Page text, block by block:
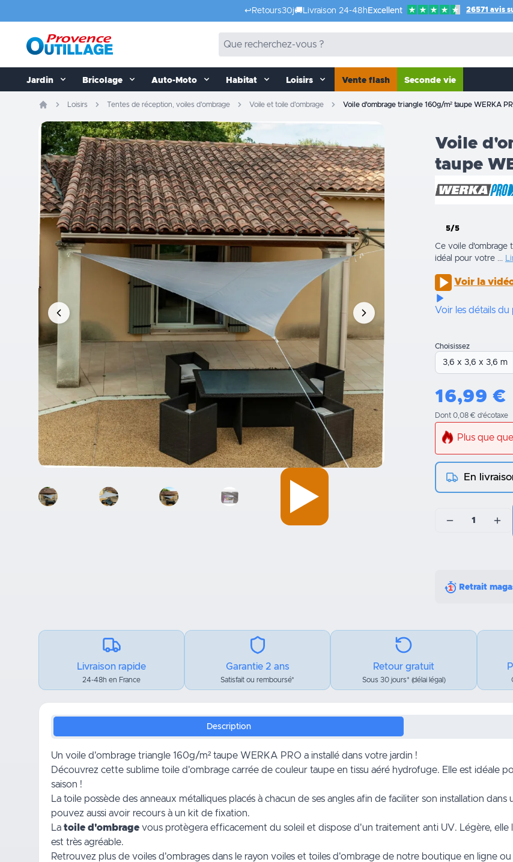
↩️ Retours30j🚚 Livraison 24-48h Excellent 26571 avis
Jardin Bricolage Auto-Moto Habitat Loisirs Vente flash Seconde vie
Loisirs Tentes de réception, voiles d'ombrage Voile et toile d'ombrage Voile d'ombrage triangle 160g/m² taupe WERKA
Voile
taupe
5/5
Ce voile d'ombrage
idéal pour votre ...
Voir la
Voir les détails
Choisissez
16,99 €
Dont 0,08 € d’écotaxe
Plus que
En
1
Retrait
Livraison rapide
24-48h en France
Garantie 2 ans
Satisfait ou remboursé*
Retour gratuit
Sous 30 jours* (délai légal)
Description
Un voile d'ombrage triangle 160g/m² taupe WERKA PRO a installé dans votre jardin !
Découvrez cette sublime toile d'ombrage carrée de couleur taupe en tissu aéré hydrofuge. Elle est idéale
saison !
La toile possède des anneaux métalliques placés à chacun de ses angles afin de faciliter son installation dans
pouvez aussi avoir recours à un kit de fixation.
La toile d'ombrage vous protègera efficacement du soleil et dispose d'un traitement anti UV. Légère, elle
est très agréable.
Retrouvez plus de voiles d'ombrages dans le rayon voiles et toiles d'ombrage de notre boutique en ligne